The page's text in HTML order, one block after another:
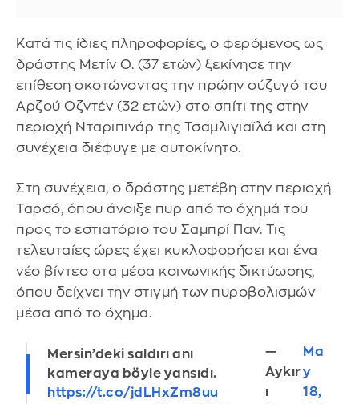
Κατά τις ίδιες πληροφορίες, ο φερόμενος ως
δράστης Μετίν Ο. (37 ετών) ξεκίνησε την
επίθεση σκοτώνοντας την πρώην σύζυγό του
Αρζού Οζντέν (32 ετών) στο σπίτι της στην
περιοχή Νταριπινάρ της Τσαμλιγιαϊλά και στη
συνέχεια διέφυγε με αυτοκίνητο.
Στη συνέχεια, ο δράστης μετέβη στην περιοχή
Ταρσό, όπου άνοιξε πυρ από το όχημά του
προς το εστιατόριο του Σαμπρί Παν. Τις
τελευταίες ώρες έχει κυκλοφορήσει και ένα
νέο βίντεο στα μέσα κοινωνικής δικτύωσης,
όπου δείχνει την στιγμή των πυροβολισμών
μέσα από το όχημα.
Mersin’deki saldırı anı
kameraya böyle yansıdı.
https://t.co/jdLHxZm8uu
—
Aykır
ı
Ma
y
18,